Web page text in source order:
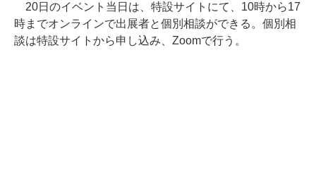
20日のイベント当日は、特設サイトにて、10時から17
時までオンラインで出展者と個別相談ができる。個別相
談は特設サイトから申し込み、Zoomで行う。